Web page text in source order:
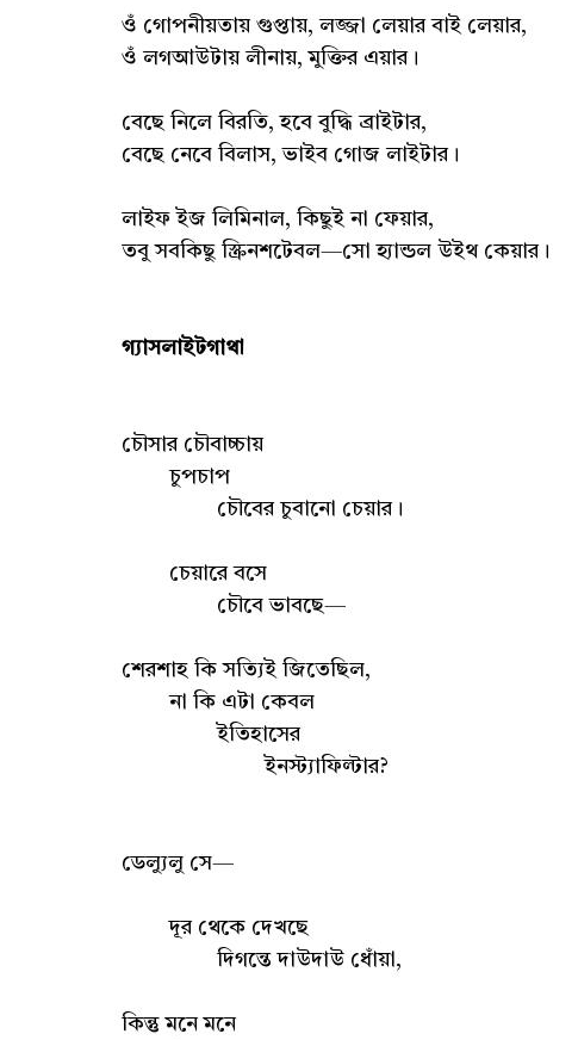
ওঁ গোপনীয়তায় গুপ্তায়, লজ্জা লেয়ার বাই লেয়ার,
ওঁ লগআউটায় লীনায়, মুক্তির এয়ার।
বেছে নিলে বিরতি, হবে বুদ্ধি ব্রাইটার,
বেছে নেবে বিলাস, ভাইব গোজ লাইটার।
লাইফ ইজ লিমিনাল, কিছুই না ফেয়ার,
তবু সবকিছু স্ক্রিনশটেবল—সো হ্যান্ডল উইথ কেয়ার।
গ্যাসলাইটগাথা
চৌসার চৌবাচ্চায়
চুপচাপ
চৌবের চুবানো চেয়ার।
চেয়ারে বসে
চৌবে ভাবছে—
শেরশাহ কি সত্যিই জিতেছিল,
না কি এটা কেবল
ইতিহাসের
ইনস্ট্যাফিল্টার?
ডেল্যুলু সে—
দূর থেকে দেখছে
দিগন্তে দাউদাউ ধোঁয়া,
কিন্তু মনে মনে